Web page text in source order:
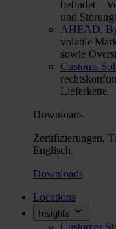
befindet –
und
AHEAD.
volatile
sowie
Customs
Lieferkette.
Downloads
Zertifizierungen,
Englisch.
Downloads
Locations
Insights
Customer